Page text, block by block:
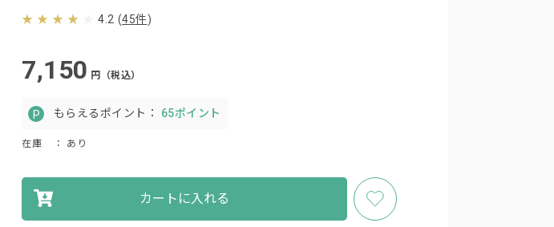
4.2 (45件)
7,150 円（税込）
もらえるポイント： 65ポイント
在庫 ： あり
カートに入れる